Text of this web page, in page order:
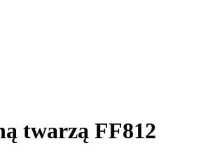
twarzą FF812